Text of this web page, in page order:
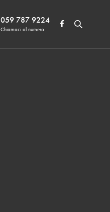
059 787 9224
Chiamaci al numero